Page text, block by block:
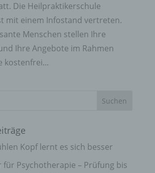
Die Heilpraktikerschule
mit einem Infostand vertreten.
Menschen stellen Ihre
Ihre Angebote im Rahmen
kostenfrei...
Kopf lernt es sich besser
für Psychotherapie – Prüfung bis